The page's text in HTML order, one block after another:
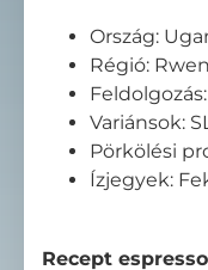
Ország:
Régió:
Variánsok:
Pörkölési
Ízjegyek:
Recept